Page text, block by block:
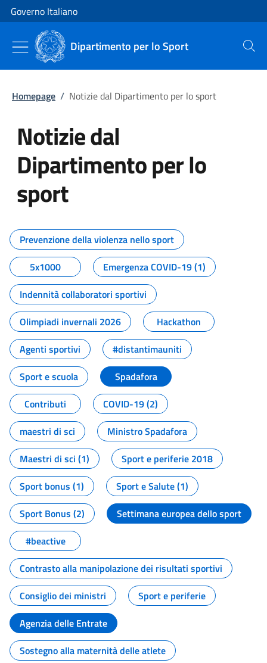
Vai al contenuto
Vai alla navigazione del sito
Governo Italiano
Dipartimento per lo Sport Cerca
Homepage / Notizie dal Dipartimento per lo sport
Notizie dal
Dipartimento per lo
sport
Tutti i contenuti della pagina
Prevenzione della violenza nello sport
5x1000
Emergenza COVID-19 (1)
Indennità collaboratori sportivi
Olimpiadi invernali 2026
Hackathon
Agenti sportivi
#distantimauniti
Sport e scuola
Spadafora
Contributi
COVID-19 (2)
maestri di sci
Ministro Spadafora
Maestri di sci (1)
Sport e periferie 2018
Sport bonus (1)
Sport e Salute (1)
Sport Bonus (2)
Settimana europea dello sport
#beactive
Contrasto alla manipolazione dei risultati sportivi
Consiglio dei ministri
Sport e periferie
Agenzia delle Entrate
Sostegno alla maternità delle atlete